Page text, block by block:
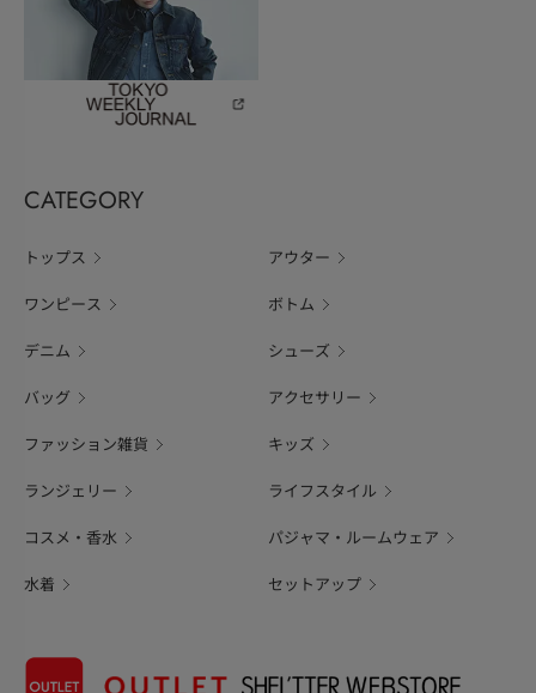
CATEGORY
トップス アウター
ワンピース ボトム
デニム シューズ
バッグ アクセサリー
ファッション雑貨 キッズ
ランジェリー ライフスタイル
コスメ・香水 パジャマ・ルームウェア
水着 セットアップ